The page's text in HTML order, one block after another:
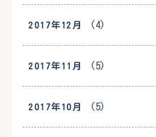
2017年12月 (4)
2017年11月 (5)
2017年10月 (5)